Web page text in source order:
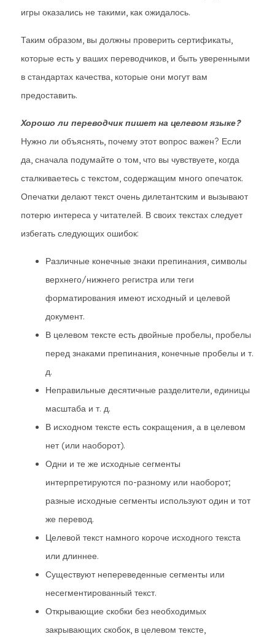
игры оказались не такими, как ожидалось.
Таким образом, вы должны проверить сертификаты,
которые есть у ваших переводчиков, и быть уверенными
в стандартах качества, которые они могут вам
предоставить.
Хорошо ли переводчик пишет на целевом языке?
Нужно ли объяснять, почему этот вопрос важен? Если
да, сначала подумайте о том, что вы чувствуете, когда
сталкиваетесь с текстом, содержащим много опечаток.
Опечатки делают текст очень дилетантским и вызывают
потерю интереса у читателей. В своих текстах следует
избегать следующих ошибок:
Различные конечные знаки препинания, символы
верхнего/нижнего регистра или теги
форматирования имеют исходный и целевой
документ.
В целевом тексте есть двойные пробелы, пробелы
перед знаками препинания, конечные пробелы и т.
д.
Неправильные десятичные разделители, единицы
масштаба и т. д.
В исходном тексте есть сокращения, а в целевом
нет (или наоборот).
Одни и те же исходные сегменты
интерпретируются по-разному или наоборот;
разные исходные сегменты используют один и тот
же перевод.
Целевой текст намного короче исходного текста
или длиннее.
Существуют непереведенные сегменты или
несегментированный текст.
Открывающие скобки без необходимых
закрывающих скобок, в целевом тексте,